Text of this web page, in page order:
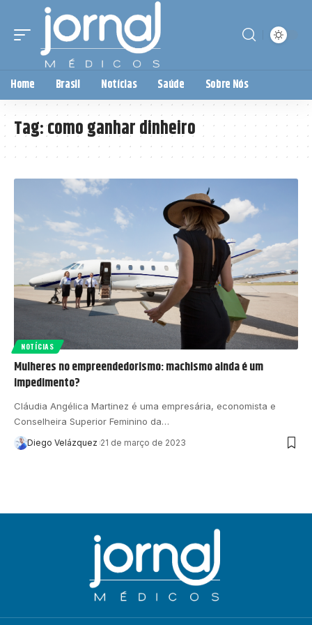
Home Brasil Notícias Saúde Sobre Nós
Tag:como ganhar dinheiro
NOTÍCIAS
Mulheres no empreendedorismo: machismo ainda é um
impedimento?
Cláudia Angélica Martinez é uma empresária, economista e
Conselheira Superior Feminino da…
Diego Velázquez 21 de março de 2023